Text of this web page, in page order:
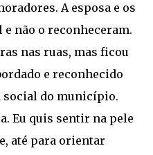
A esposa e os
não o reconheceram.
nas ruas, mas ficou
e reconhecido
social do município.
Eu quis sentir na pele
até para orientar